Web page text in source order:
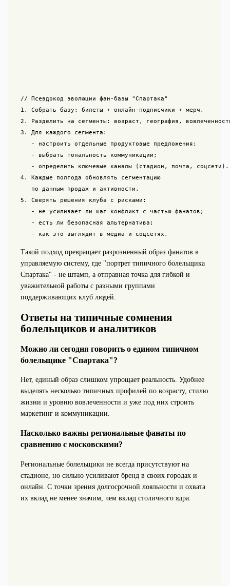
// Псевдокод эволюции фан-базы "Спартака"
1. Собрать базу: билеты + онлайн-подписчики + мерч.
2. Разделить на сегменты: возраст, география,
3. Для каждого сегмента:
   - настроить отдельные продуктовые предложения;
   - выбрать тональность коммуникации;
   - определить ключевые каналы (стадион, почта, соцсети).
4. Каждые полгода обновлять сегментацию
   по данным продаж и активности.
5. Сверять решения клуба с рисками:
   - не усиливает ли шаг конфликт с частью фанатов;
   - есть ли безопасная альтернатива;
   - как это выглядит в медиа и соцсетях.
Такой подход превращает разрозненный образ фанатов в
управляемую систему, где "портрет типичного болельщика
Спартака" - не штамп, а отправная точка для гибкой и
уважительной работы с разными группами
поддерживающих клуб людей.
Ответы на типичные сомнения
болельщиков и аналитиков
Можно ли сегодня говорить о едином типичном
болельщике "Спартака"?
Нет, единый образ слишком упрощает реальность. Удобнее
выделять несколько типичных профилей по возрасту, стилю
жизни и уровню вовлеченности и уже под них строить
маркетинг и коммуникации.
Насколько важны региональные фанаты по
сравнению с московскими?
Региональные болельщики не всегда присутствуют на
стадионе, но сильно усиливают бренд в своих городах и
онлайн. С точки зрения долгосрочной лояльности и охвата
их вклад не менее значим, чем вклад столичного ядра.